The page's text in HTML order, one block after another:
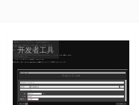
开发者工具